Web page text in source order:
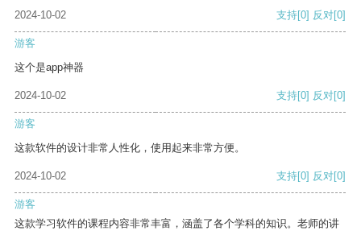
2024-10-02 支持[0] 反对[0]
游客
这个是app神器
2024-10-02 支持[0] 反对[0]
游客
这款软件的设计非常人性化，使用起来非常方便。
2024-10-02 支持[0] 反对[0]
游客
这款学习软件的课程内容非常丰富，涵盖了各个学科的知识。老师的讲